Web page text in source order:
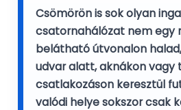
Csömörön is sok olyan
csatornahálózat nem egy
belátható útvonalon
udvar alatt, aknákon vagy
csatlakozáson keresztül
valódi helye sokszor csak